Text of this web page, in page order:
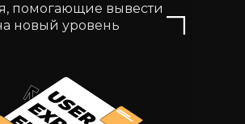
помогающие вывести
новый уровень